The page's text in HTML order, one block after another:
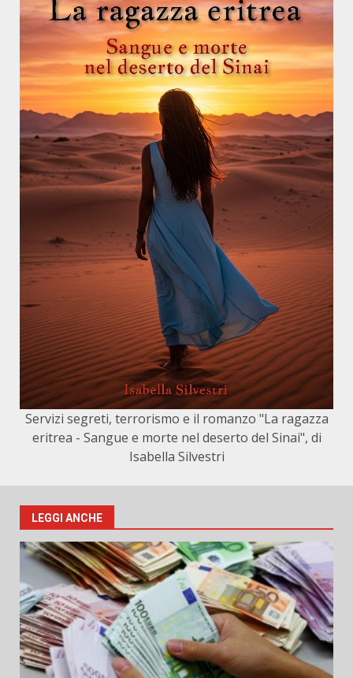
Servizi segreti, terrorismo e il romanzo "La ragazza
eritrea - Sangue e morte nel deserto del Sinai", di
Isabella Silvestri
LEGGI ANCHE